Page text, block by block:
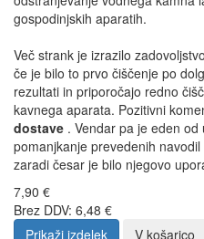
gospodinjskih aparatih.
Več strank je izrazilo
če je bilo to prvo čiščenje po
rezultati in priporočajo redno
kavnega aparata. Pozitivni
dostave . Vendar pa je eden
pomanjkanje prevedenih
zaradi česar je bilo njegovo
7,90 €
Brez DDV: 6,48 €
Prikaži izdelek
V košarico